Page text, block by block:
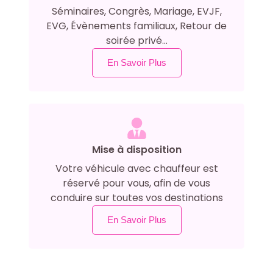
Séminaires, Congrès, Mariage, EVJF,
EVG, Évènements familiaux, Retour de
soirée privé...
En Savoir Plus
Mise à disposition
Votre véhicule avec chauffeur est
réservé pour vous, afin de vous
conduire sur toutes vos destinations
En Savoir Plus